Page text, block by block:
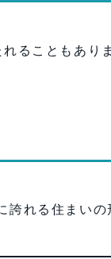
ることもありま
誇れる住まいの